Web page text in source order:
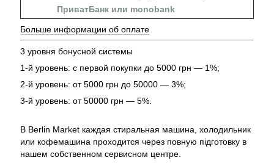
ПриватБанк или monobank
Больше информации об оплате
3 уровня бонусной системы
1-й уровень: с первой покупки до 5000 грн — 1%;
2-й уровень: от 5000 грн до 50000 — 3%;
3-й уровень: от 50000 грн — 5%.
В Berlin Market каждая стиральная машина, холодильник
или кофемашина проходится через повную підготовку в
нашем собственном сервисном центре.